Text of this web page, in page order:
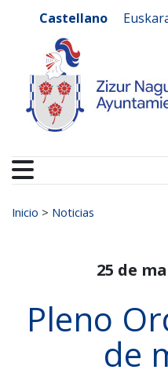
Castellano
Buscar:
Inicio > Noticias
25 de
Pleno
de